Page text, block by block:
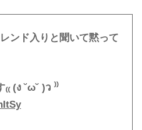
ンド入りと聞いて黙って
(ง ˘ω˘ )ว ⁾⁾